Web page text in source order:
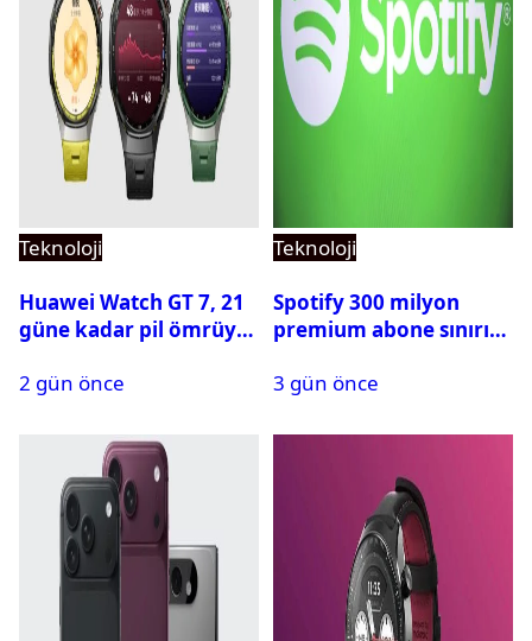
Teknoloji
Huawei Watch GT 7, 21
güne kadar pil ömrüyle
2 gün önce
Teknoloji
Spotify 300 milyon
premium abone sınırını
3 gün önce